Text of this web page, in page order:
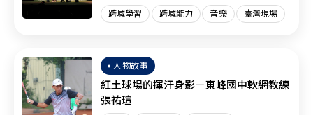
跨域學習 跨域能力 音樂 臺灣現場
人物故事
紅土球場的揮汗身影－東峰國中軟網教練
張祐瑄